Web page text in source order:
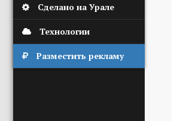
Сделано на Урале
Технологии
Разместить рекламу